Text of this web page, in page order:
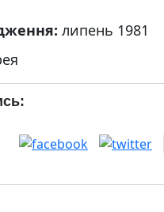
липень 1981